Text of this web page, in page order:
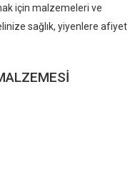
için malzemeleri ve
sağlık, yiyenlere afiyet